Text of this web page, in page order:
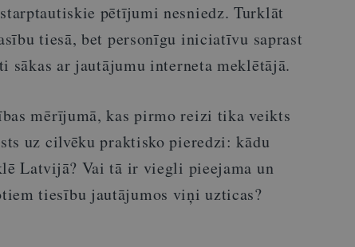
pētījumi nesniedz. Turklāt
tiesā, bet personīgu iniciatīvu saprast
sākas ar jautājumu interneta meklētājā.
mērījumā, kas pirmo reizi tika veikts
uz cilvēku praktisko pieredzi: kādu
Latvijā? Vai tā ir viegli pieejama un
tiesību jautājumos viņi uzticas?